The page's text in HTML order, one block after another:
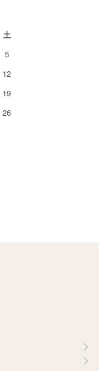
土
5
12
19
26